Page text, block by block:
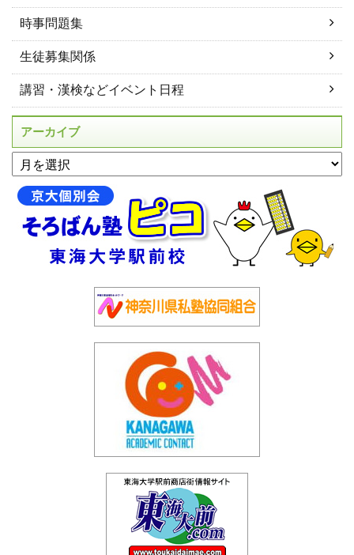
時事問題集
生徒募集関係
講習・漢検などイベント日程
アーカイブ
アーカイブ